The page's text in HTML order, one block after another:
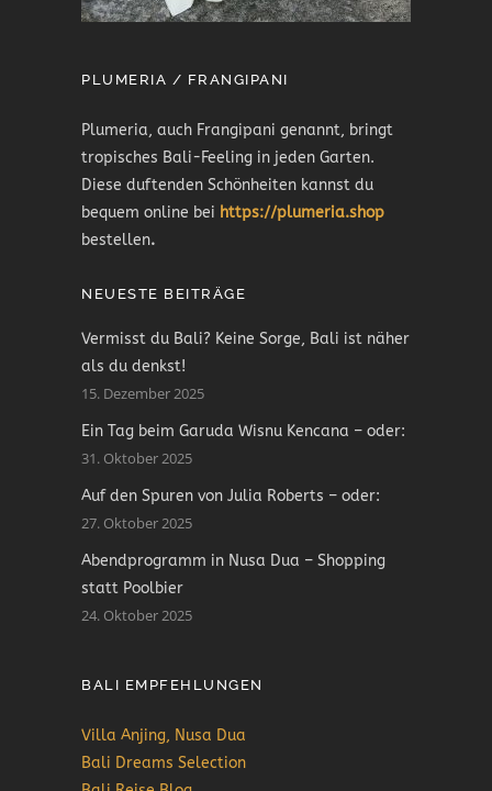
PLUMERIA / FRANGIPANI
Plumeria, auch Frangipani genannt, bringt
tropisches Bali-Feeling in jeden Garten.
Diese duftenden Schönheiten kannst du
bequem online bei https://plumeria.shop
bestellen.
NEUESTE BEITRÄGE
Vermisst du Bali? Keine Sorge, Bali ist näher
als du denkst!
15. Dezember 2025
Ein Tag beim Garuda Wisnu Kencana – oder:
31. Oktober 2025
Auf den Spuren von Julia Roberts – oder:
27. Oktober 2025
Abendprogramm in Nusa Dua – Shopping
statt Poolbier
24. Oktober 2025
BALI EMPFEHLUNGEN
Villa Anjing, Nusa Dua
Bali Dreams Selection